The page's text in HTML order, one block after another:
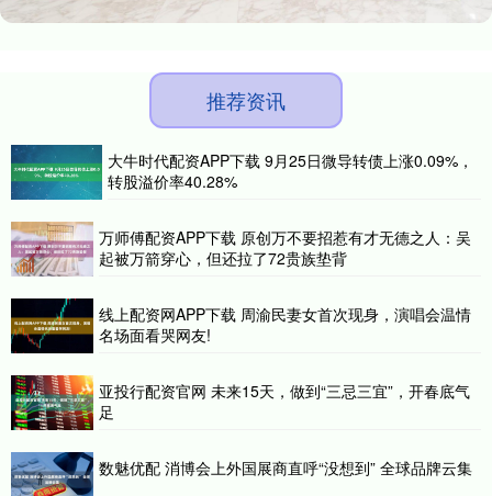
推荐资讯
大牛时代配资APP下载 9月25日微导转债上涨0.09%，
转股溢价率40.28%
万师傅配资APP下载 原创万不要招惹有才无德之人：吴
起被万箭穿心，但还拉了72贵族垫背
线上配资网APP下载 周渝民妻女首次现身，演唱会温情
名场面看哭网友!
亚投行配资官网 未来15天，做到“三忌三宜”，开春底气
足
数魅优配 消博会上外国展商直呼“没想到” 全球品牌云集